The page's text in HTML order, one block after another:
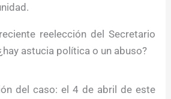
reelección del Secretario
astucia política o un abuso?
del caso: el 4 de abril de este